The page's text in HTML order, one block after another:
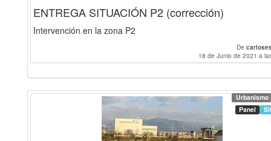
ENTREGA SITUACIÓN P2 (corrección)
Intervención en la zona P2
De
18 de Junio de 2021 a
Urbanismo
Panel